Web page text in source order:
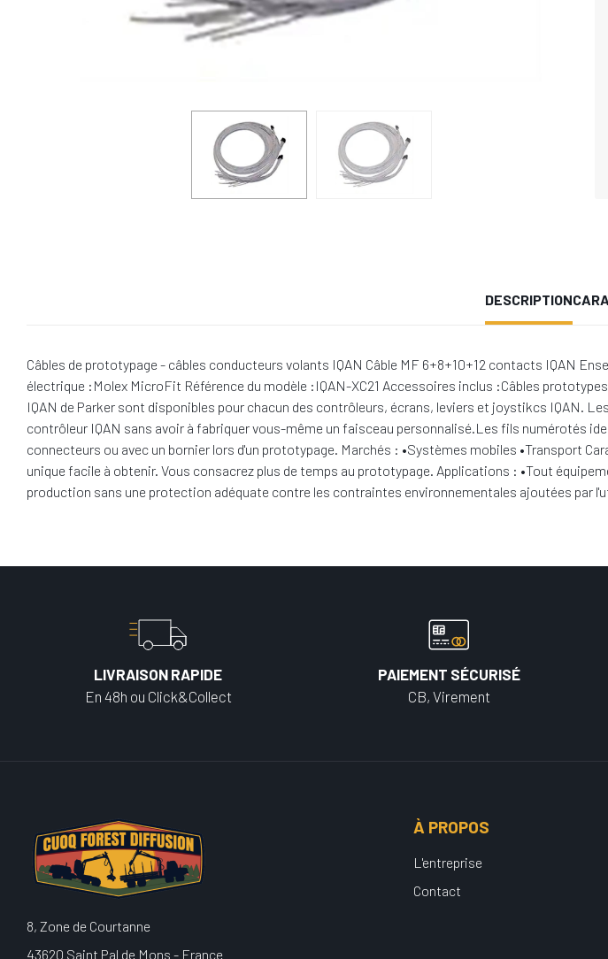
DESCRIPTION
Câbles de prototypage - câbles conducteurs volants IQAN Câble MF 6+8+10+12 contacts IQAN
électrique :Molex MicroFit Référence du modèle :IQAN-XC21 Accessoires inclus :Câbles
IQAN de Parker sont disponibles pour chacun des contrôleurs, écrans, leviers et joystikcs IQAN.
contrôleur IQAN sans avoir à fabriquer vous-même un faisceau personnalisé.Les fils numérotés
connecteurs ou avec un bornier lors d'un prototypage. Marchés : •Systèmes mobiles •Transport
unique facile à obtenir. Vous consacrez plus de temps au prototypage. Applications : •Tout
production sans une protection adéquate contre les contraintes environnementales ajoutées par
LIVRAISON RAPIDE
En 48h ou Click&Collect
PAIEMENT SÉCURISÉ
CB, Virement
8, Zone de Courtanne
43620 Saint Pal de Mons - France
À PROPOS
L'entreprise
Contact